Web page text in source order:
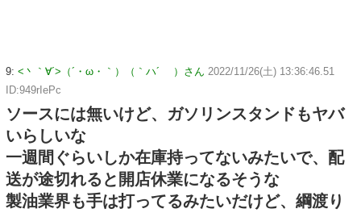
9: <丶｀∀´>（´・ω・｀）（｀ハ´ ）さん 2022/11/26(土) 13:36:46.51
ID:949rIePc
ソースには無いけど、ガソリンスタンドもヤバ
いらしいな
一週間ぐらいしか在庫持ってないみたいで、配
送が途切れると開店休業になるそうな
製油業界も手は打ってるみたいだけど、綱渡り